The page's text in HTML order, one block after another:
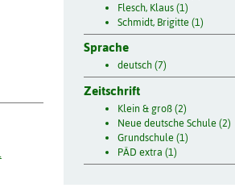
Flesch, Klaus (1)
Schmidt, Brigitte (1)
Sprache
deutsch (7)
Zeitschrift
Klein & groß (2)
Neue deutsche Schule (2)
Grundschule (1)
PÄD extra (1)